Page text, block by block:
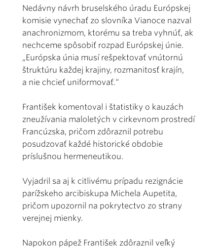
Nedávny návrh bruselského úradu Európskej
komisie vynechať zo slovníka Vianoce nazval
anachronizmom, ktorému sa treba vyhnúť, ak
nechceme spôsobiť rozpad Európskej únie.
„Európska únia musí rešpektovať vnútornú
štruktúru každej krajiny, rozmanitosť krajín,
a nie chcieť uniformovať.“
František komentoval i štatistiky o kauzách
zneužívania maloletých v cirkevnom prostredí
Francúzska, pričom zdôraznil potrebu
posudzovať každé historické obdobie
príslušnou hermeneutikou.
Vyjadril sa aj k citlivému prípadu rezignácie
parížskeho arcibiskupa Michela Aupetita,
pričom upozornil na pokrytectvo zo strany
verejnej mienky.
Napokon pápež František zdôraznil veľký